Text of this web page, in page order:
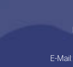
E-Mail: